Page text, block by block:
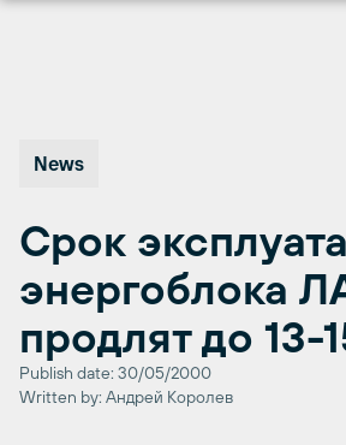
News
Срок
энергоблока
продлят до 13-
Publish date: 30/05/2000
Written by: Андрей Королев